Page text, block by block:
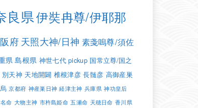
良県伊奘冉尊/伊耶那
府天照大神/日神 素戔嗚尊/須佐
県 島根県 神世七代 pickup 国常立尊/国之
別天神 天地開闢 椎根津彦 長髄彦 高御産巣
京都府 神産巣日神 経津主神 兵庫県 神功皇后
命 大物主神 市杵島姫命 五瀬命 天穂日命 香川県